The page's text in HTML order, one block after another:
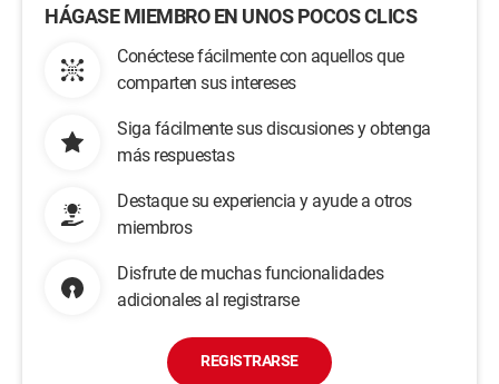
HÁGASE MIEMBRO EN UNOS POCOS CLICS
Conéctese fácilmente con aquellos que
comparten sus intereses
Siga fácilmente sus discusiones y obtenga
más respuestas
Destaque su experiencia y ayude a otros
miembros
Disfrute de muchas funcionalidades
adicionales al registrarse
REGISTRARSE